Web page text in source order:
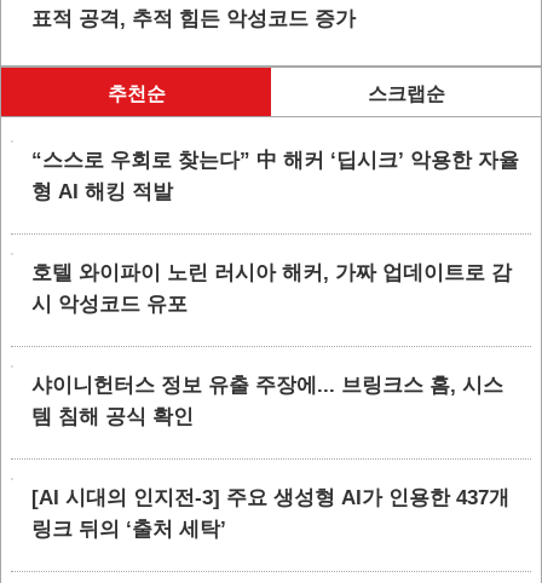
표적 공격, 추적 힘든 악성코드 증가
추천순 스크랩순
“스스로 우회로 찾는다” 中 해커 ‘딥시크’ 악용한 자율
형 AI 해킹 적발
호텔 와이파이 노린 러시아 해커, 가짜 업데이트로 감
시 악성코드 유포
샤이니헌터스 정보 유출 주장에... 브링크스 홈, 시스
템 침해 공식 확인
[AI 시대의 인지전-3] 주요 생성형 AI가 인용한 437개
링크 뒤의 ‘출처 세탁’